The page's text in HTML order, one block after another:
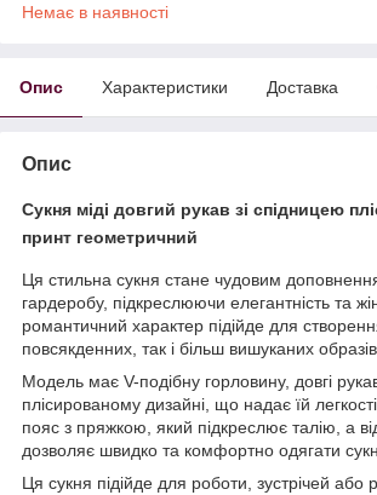
Немає в наявності
Опис Характеристики Доставка
Опис
Сукня міді довгий рукав зі спідницею
принт геометричний
Ця стильна сукня стане чудовим
гардеробу, підкреслюючи елегантність та
романтичний характер підійде для
повсякденних, так і більш вишуканих
Модель має V-подібну горловину, довгі
плісированому дизайні, що надає їй
пояс з пряжкою, який підкреслює талію, а
дозволяє швидко та комфортно одягати
Ця сукня підійде для роботи, зустрічей або